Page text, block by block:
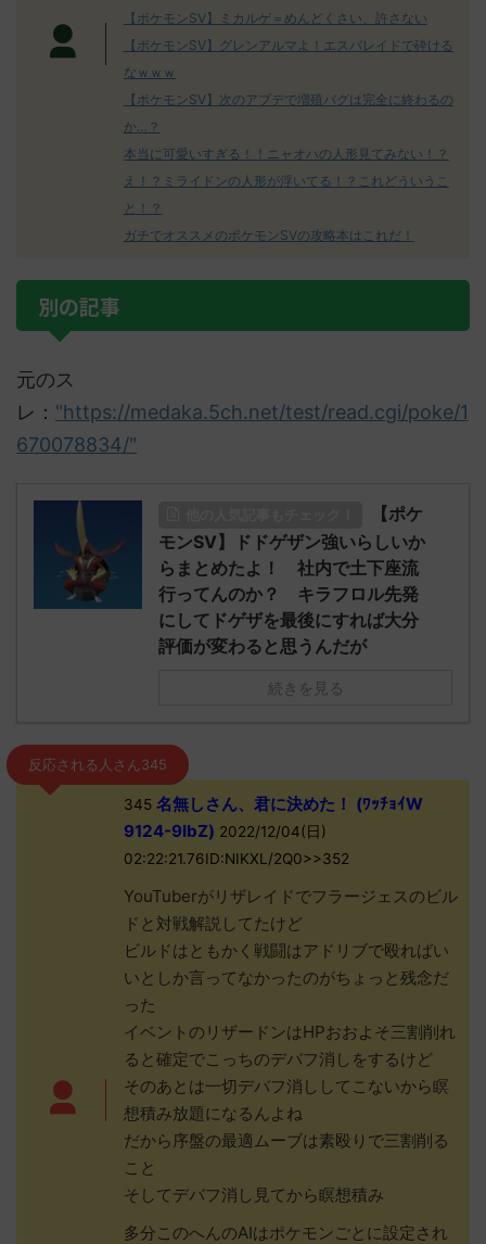
【ポケモンSV】ミカルゲ＝めんどくさい、許さない
【ポケモンSV】グレンアルマよ！エスバレイドで砕ける
なｗｗｗ
【ポケモンSV】次のアプデで増殖バグは完全に終わるの
か…？
本当に可愛いすぎる！！ニャオハの人形見てみない！？
え！？ミライドンの人形が浮いてる！？これどういうこ
と！？
ガチでオススメのポケモンSVの攻略本はこれだ！
別の記事
元のス
レ： "https://medaka.5ch.net/test/read.cgi/poke/1
670078834/"
【ポケ
モンSV】ドドゲザン強いらしいか
らまとめたよ！ 社内で土下座流
行ってんのか？ キラフロル先発
にしてドゲザを最後にすれば大分
評価が変わると思うんだが
続きを見る
反応される人さん345
345名無しさん、君に決めた！ (ﾜｯﾁｮｲW
9124-9IbZ) 2022/12/04(日)
02:22:21.76ID:NIKXL/2Q0>>352
YouTuberがリザレイドでフラージェスのビル
ドと対戦解説してたけど
ビルドはともかく戦闘はアドリブで殴ればい
いとしか言ってなかったのがちょっと残念だ
った
イベントのリザードンはHPおおよそ三割削れ
ると確定でこっちのデバフ消しをするけど
そのあとは一切デバフ消ししてこないから瞑
想積み放題になるんよね
だから序盤の最適ムーブは素殴りで三割削る
こと
そしてデバフ消し見てから瞑想積み
多分このへんのAIはポケモンごとに設定され